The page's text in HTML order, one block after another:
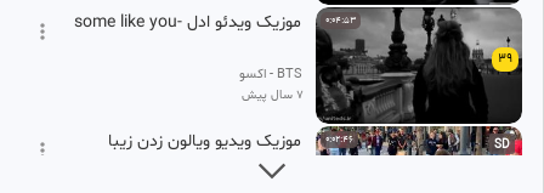
39
0:04:53 موزیک ویدئو ادل -some like you
BTS - اکسو
7 سال پیش
0:02:46 SD
موزیک ویدیو ویالون زدن زیبا
2019